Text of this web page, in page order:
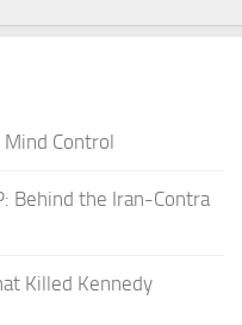
Control
Behind the Iran-Contra
Killed Kennedy